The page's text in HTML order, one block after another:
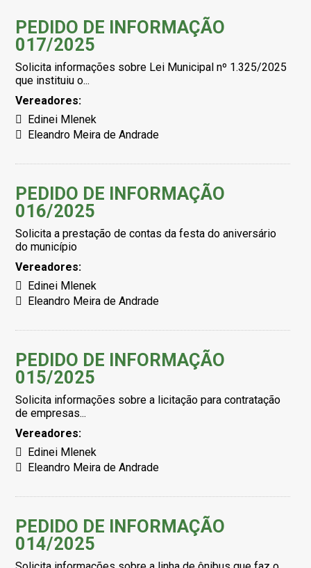
PEDIDO DE INFORMAÇÃO
017/2025
Solicita informações sobre Lei Municipal nº 1.325/2025
que instituiu o...
Vereadores:
Edinei Mlenek
Eleandro Meira de Andrade
PEDIDO DE INFORMAÇÃO
016/2025
Solicita a prestação de contas da festa do aniversário
do município
Vereadores:
Edinei Mlenek
Eleandro Meira de Andrade
PEDIDO DE INFORMAÇÃO
015/2025
Solicita informações sobre a licitação para contratação
de empresas...
Vereadores:
Edinei Mlenek
Eleandro Meira de Andrade
PEDIDO DE INFORMAÇÃO
014/2025